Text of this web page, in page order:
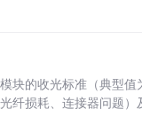
块的收光标准（典型值
纤损耗、连接器问题）